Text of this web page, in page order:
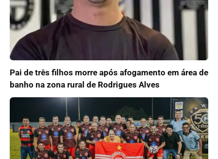
Pai de três filhos morre após afogamento em área de
banho na zona rural de Rodrigues Alves